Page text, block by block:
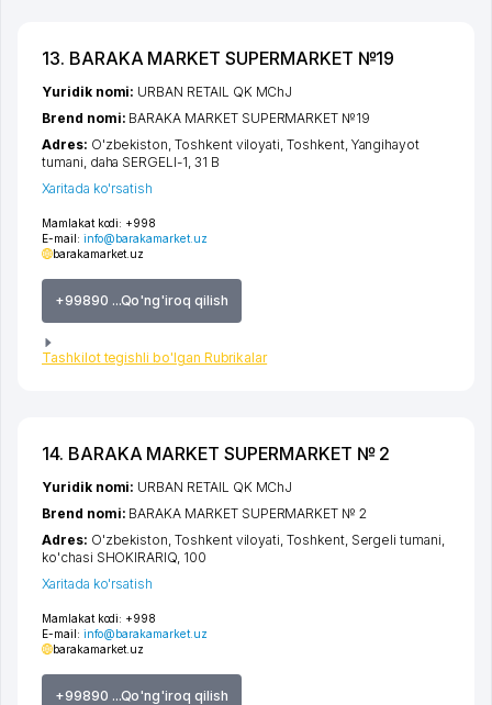
13. BARAKA MARKET SUPERMARKET №19
Mamlakat kodi: +998
E-mail: info@barakamarket.uz
barakamarket.uz
+99890 ...Qo'ng'iroq qilish
Tashkilot tegishli bo'lgan Rubrikalar
Yuridik nomi: URBAN RETAIL QK MChJ
Brend nomi: BARAKA MARKET SUPERMARKET №19
Adres: O'zbekiston,Toshkent viloyati ,Toshkent, Yangihayot
tumani daha SERGELI-1 , 31 B
Xaritada ko'rsatish
14. BARAKA MARKET SUPERMARKET № 2
Mamlakat kodi: +998
E-mail: info@barakamarket.uz
barakamarket.uz
+99890 ...Qo'ng'iroq qilish
Yuridik nomi: URBAN RETAIL QK MChJ
Brend nomi: BARAKA MARKET SUPERMARKET № 2
Adres: O'zbekiston,Toshkent viloyati ,Toshkent, Sergeli tumani
ko'chasi SHOKIRARIQ , 100
Xaritada ko'rsatish